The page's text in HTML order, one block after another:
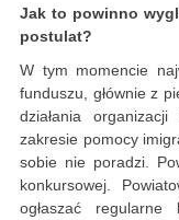
Jak to powinno
postulat?
W tym momencie
funduszu, głównie z
działania
zakresie pomocy
sobie nie poradzi.
konkursowej.
ogłaszać